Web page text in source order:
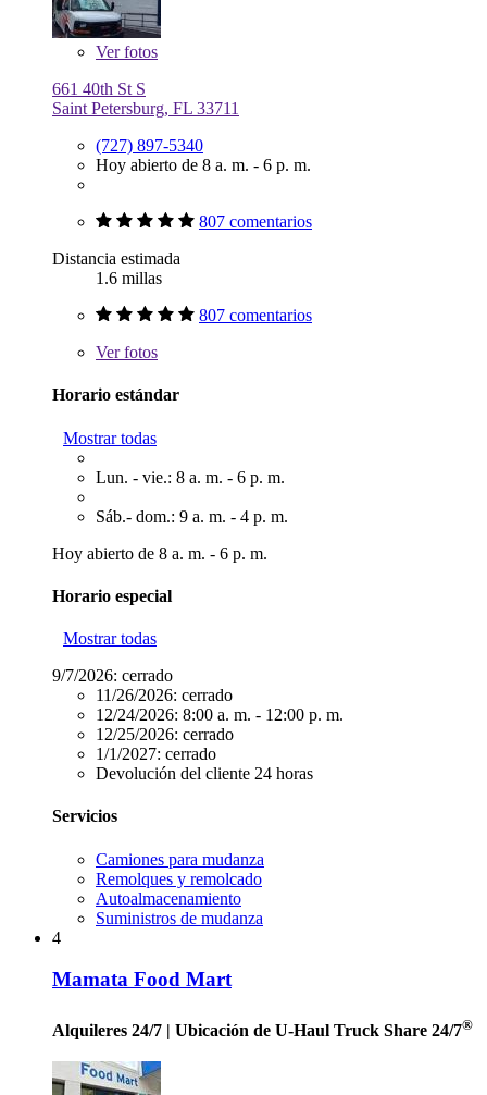
Verfotos
661 40th St S
Saint Petersburg, FL 33711
(727) 897-5340
Hoy abierto de 8 a. m. - 6 p. m.
807 comentarios
Distancia estimada
1.6 millas
807 comentarios
Verfotos
Horario estándar
Mostrar todas
Lun. - vie.: 8 a. m. - 6 p. m.
Sáb.- dom.: 9 a. m. - 4 p. m.
Hoy abierto de 8 a. m. - 6 p. m.
Horario especial
Mostrar todas
9/7/2026: cerrado
11/26/2026: cerrado
12/24/2026: 8:00 a. m. - 12:00 p. m.
12/25/2026: cerrado
1/1/2027: cerrado
Devolución del cliente 24 horas
Servicios
Camiones para mudanza
Remolques y remolcado
Autoalmacenamiento
Suministros de mudanza
4
Mamata Food Mart
Alquileres 24/7 | Ubicación de U-Haul Truck Share 24/7®